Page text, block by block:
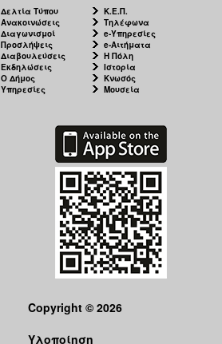
Δελτία Τύπου
Ανακοινώσεις
Διαγωνισμοί
Προσλήψεις
Διαβουλεύσεις
Εκδηλώσεις
Ο Δήμος
Υπηρεσίες
Κ.Ε.Π.
Τηλέφωνα
e-Υπηρεσίες
e-Αιτήματα
Η Πόλη
Ιστορία
Κνωσός
Μουσεία
Copyright © 2026
Υλοποίηση